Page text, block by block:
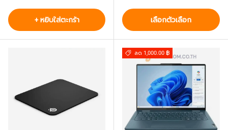
+ หยิบใส่ตะกร้า เลือกตัวเลือก
ลด 1,000.00 ฿